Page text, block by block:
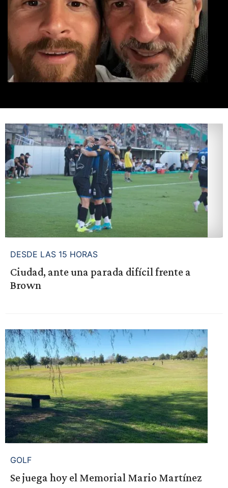
DESDE LAS 15 HORAS
Ciudad, ante una parada difícil frente a
Brown
GOLF
Se juega hoy el Memorial Mario Martínez